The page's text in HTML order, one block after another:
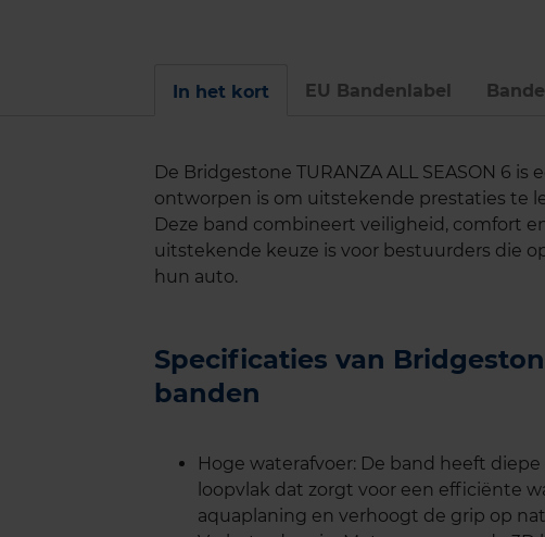
In het kort EU Bandenlabel
De Bridgestone TURANZA ALL SEASON 6
ontworpen is om uitstekende prestaties te
Deze band combineert veiligheid, comfort
uitstekende keuze is voor bestuurders die
hun auto.
Specificaties van
banden
Hoge waterafvoer: De band heeft
loopvlak dat zorgt voor een efficiënte
aquaplaning en verhoogt de grip op